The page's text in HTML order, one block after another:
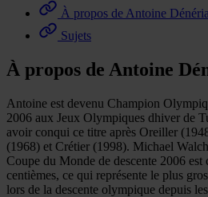
À propos de Antoine
Sujets
À propos de Antoine
Antoine est devenu Champion
2006 aux Jeux Olympiques dhiver de
avoir conqui ce titre après Oreiller
(1968) et Crétier (1998). Michael
Coupe du Monde de descente 2006 est
centièmes, ce qui représente le plus
lors de la descente olympique depuis